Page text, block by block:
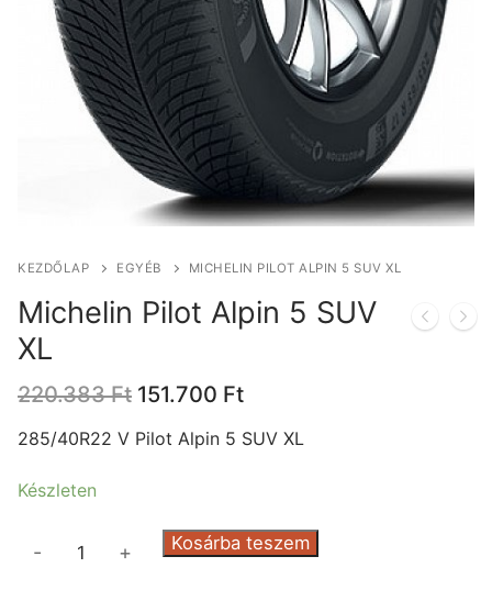
KEZDŐLAP EGYÉB MICHELIN PILOT ALPIN 5 SUV XL
Michelin Pilot Alpin 5 SUV
XL
220.383Ft Original
was:
151.700 FtCurrent
is:
285/40R22 V Pilot Alpin 5 SUV XL
Készleten
Michelin
- + Kosárba teszem